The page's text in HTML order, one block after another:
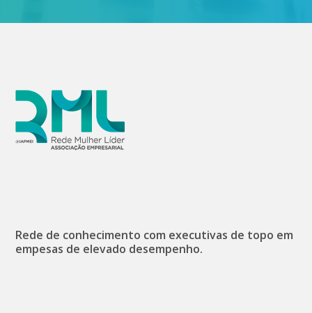
Rede de conhecimento com executivas de topo em
empesas de elevado desempenho.